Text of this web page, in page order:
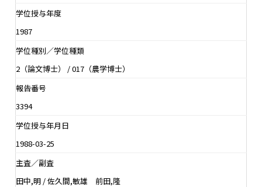
学位授与年度
1987
学位種別／学位種類
2（論文博士） / 017（農学博士）
報告番号
3394
学位授与年月日
1988-03-25
主査／副査
田中,明 / 佐久間,敏雄 前田,隆